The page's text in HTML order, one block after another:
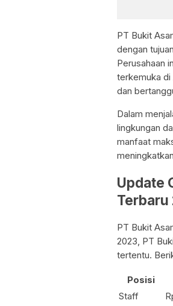
PT Bukit
dengan
Perusahaan
terkemuka di
dan
Dalam
lingkungan
manfaat
Update
Terbaru
PT Bukit
2023, PT
tertentu.
Posisi
Staff